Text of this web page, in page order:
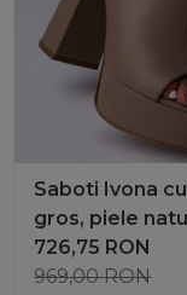
Saboti Ivona
gros, piele
si accesorii aurii
726,75 RON
969,00RON